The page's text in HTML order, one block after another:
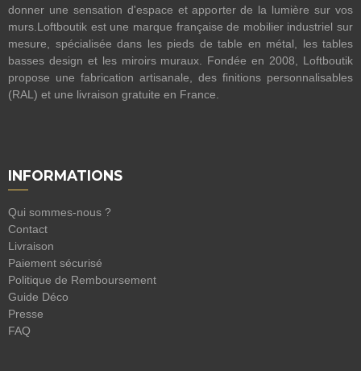
donner une sensation d'espace et apporter de la lumière sur vos
murs.Loftboutik est une marque française de mobilier industriel sur
mesure, spécialisée dans les pieds de table en métal, les tables
basses design et les miroirs muraux. Fondée en 2008, Loftboutik
propose une fabrication artisanale, des finitions personnalisables
(RAL) et une livraison gratuite en France.
INFORMATIONS
Qui sommes-nous ?
Contact
Livraison
Paiement sécurisé
Politique de Remboursement
Guide Déco
Presse
FAQ